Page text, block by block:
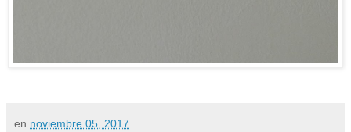
en noviembre 05, 2017